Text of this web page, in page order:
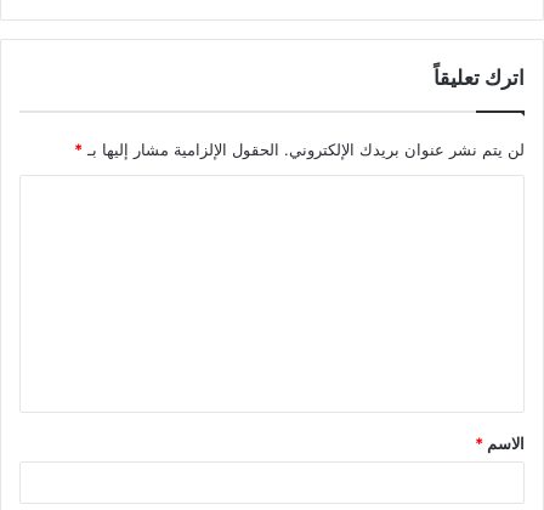
اترك تعليقاً
لن يتم نشر عنوان بريدك الإلكتروني. الحقول الإلزامية مشار إليها بـ*
ق
*
الاسم *